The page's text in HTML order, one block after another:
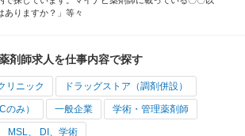
ありますか？」等々
剤師求人を仕事内容で探す
リニック ドラッグストア（調剤併設）
のみ） 一般企業 学術・管理薬剤師
MSL、 DI、学術